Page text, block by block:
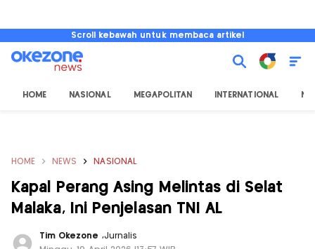
Scroll kebawah untuk membaca artikel
HOME NASIONAL MEGAPOLITAN INTERNATIONAL
HOME NEWS NASIONAL
Kapal Perang Asing Melintas di Selat
Malaka, Ini Penjelasan TNI AL
Tim Okezone ,Jurnalis